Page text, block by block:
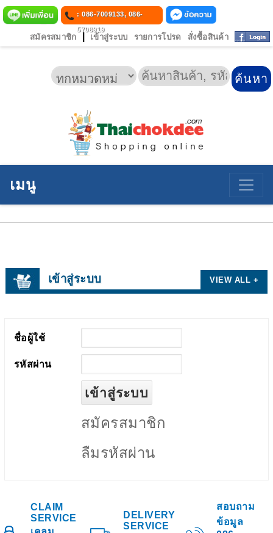
: 086-7009133, 086-
5708919
สมัครสมาชิก เข้าสู่ระบบ รายการโปรด สั่งซื้อสินค้า
เมนู
เข้าสู่ระบบ VIEW ALL +
ชื่อผู้ใช้
รหัสผ่าน
สมัครสมาชิก
ลืมรหัสผ่าน
CLAIM
SERVICE
DELIVERY
SERVICE
สอบถาม
ข้อมูล